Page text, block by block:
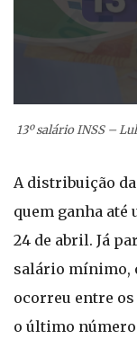
13º salário INSS –
A distribuição
quem ganha
24 de abril. Já
salário mínimo,
ocorreu entre os
o último número